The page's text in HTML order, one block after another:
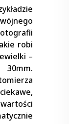
robi
–